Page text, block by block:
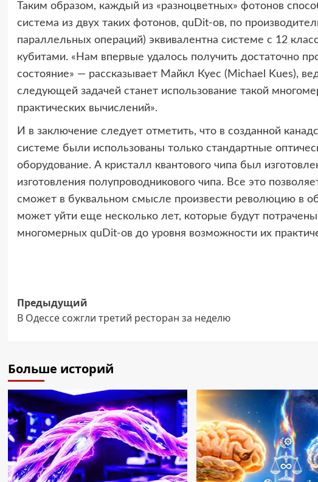
Таким образом, каждый из «разноцветных» фотонов
система из двух таких фотонов, quDit-ов, по
параллельных операций) эквивалентна системе с 12
кубитами. «Нам впервые удалось получить достаточно
состояние» — рассказывает Майкл Куес (Michael Kues),
следующей задачей станет использование такой
практических вычислений».
И в заключение следует отметить, что в созданной
системе были использованы только стандартные
оборудование. А кристалл квантового чипа был
изготовления полупроводникового чипа. Все это
сможет в буквальном смысле произвести революцию в
может уйти еще несколько лет, которые будут
многомерных quDit-ов до уровня возможности их
Навигация
записи
Предыдущий
В Одессе сожгли третий ресторан за неделю
Больше историй